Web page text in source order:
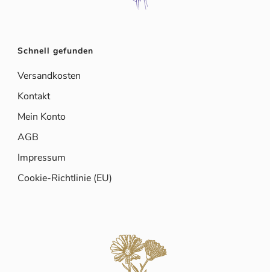
Schnell gefunden
Versandkosten
Kontakt
Mein Konto
AGB
Impressum
Cookie-Richtlinie (EU)